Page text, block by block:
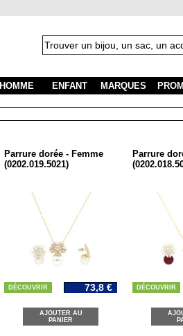
HOMME ENFANT MARQUES
Parrure dorée - Femme
(0202.019.5021)
DÉCOUVRIR 73,8 €
AJOUTER AU
PANIER
Parrure
DÉCOUVRIR